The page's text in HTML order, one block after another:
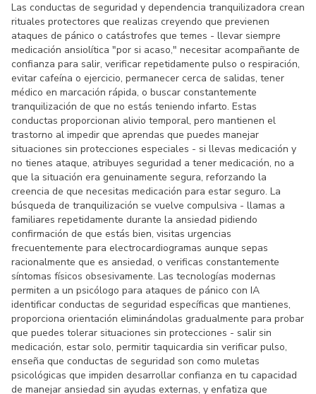
Las conductas de seguridad y dependencia tranquilizadora crean
rituales protectores que realizas creyendo que previenen
ataques de pánico o catástrofes que temes - llevar siempre
medicación ansiolítica "por si acaso," necesitar acompañante de
confianza para salir, verificar repetidamente pulso o respiración,
evitar cafeína o ejercicio, permanecer cerca de salidas, tener
médico en marcación rápida, o buscar constantemente
tranquilización de que no estás teniendo infarto. Estas
conductas proporcionan alivio temporal, pero mantienen el
trastorno al impedir que aprendas que puedes manejar
situaciones sin protecciones especiales - si llevas medicación y
no tienes ataque, atribuyes seguridad a tener medicación, no a
que la situación era genuinamente segura, reforzando la
creencia de que necesitas medicación para estar seguro. La
búsqueda de tranquilización se vuelve compulsiva - llamas a
familiares repetidamente durante la ansiedad pidiendo
confirmación de que estás bien, visitas urgencias
frecuentemente para electrocardiogramas aunque sepas
racionalmente que es ansiedad, o verificas constantemente
síntomas físicos obsesivamente. Las tecnologías modernas
permiten a un psicólogo para ataques de pánico con IA
identificar conductas de seguridad específicas que mantienes,
proporciona orientación eliminándolas gradualmente para probar
que puedes tolerar situaciones sin protecciones - salir sin
medicación, estar solo, permitir taquicardia sin verificar pulso,
enseña que conductas de seguridad son como muletas
psicológicas que impiden desarrollar confianza en tu capacidad
de manejar ansiedad sin ayudas externas, y enfatiza que